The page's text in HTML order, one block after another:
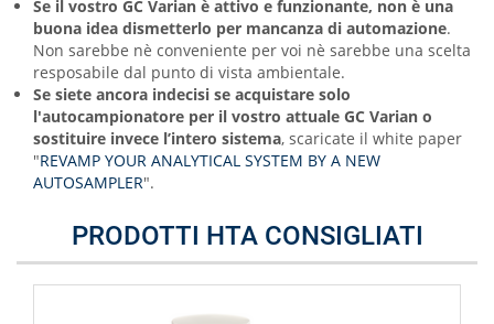
PRODOTTI HTA CONSIGLIATI
Se il vostro GC Varian è attivo e funzionante, non è una
buona idea dismetterlo per mancanza di automazione.
Non sarebbe nè conveniente per voi nè sarebbe una scelta
resposabile dal punto di vista ambientale.
Se siete ancora indecisi se acquistare solo
l'autocampionatore per il vostro attuale GC Varian o
sostituire invece l’intero sistema, scaricate il white paper
"REVAMP YOUR ANALYTICAL SYSTEM BY A NEW
AUTOSAMPLER".